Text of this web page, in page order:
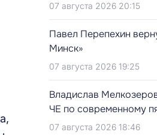
07 августа 2026 20:15
Павел Перепехин
Минск»
07 августа 2026 19:25
Владислав
ЧЕ по современному
07 августа 2026 18:46